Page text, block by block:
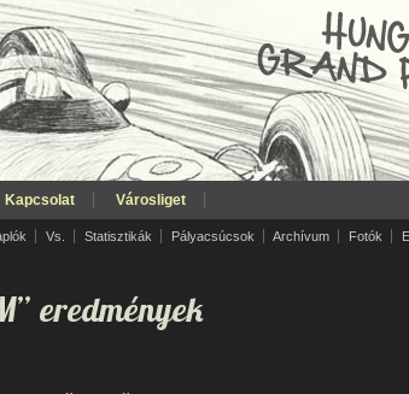
Kapcsolat Városliget
Vs. Statisztikák Pályacsúcsok Archívum Fotók
eredmények